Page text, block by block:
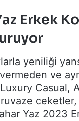
Erkek
yeniliği
ve
Casual,
Yaz 2023